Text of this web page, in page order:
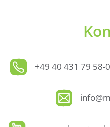
+49 40 431 79 58-0